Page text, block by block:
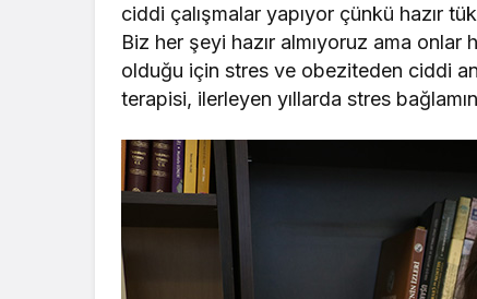
ciddi çalışmalar yapıyor çünkü hazır
Biz her şeyi hazır almıyoruz ama onlar
olduğu için stres ve obeziteden ciddi
terapisi, ilerleyen yıllarda stres